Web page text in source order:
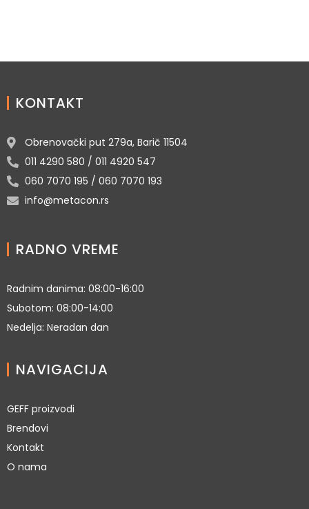
KONTAKT
Obrenovački put 279a, Barič 11504
011 4290 580 / 011 4920 547
060 7070 195 / 060 7070 193
info@metacon.rs
RADNO VREME
Radnim danima: 08:00-16:00
Subotom: 08:00-14:00
Nedelja: Neradan dan
NAVIGACIJA
GEFF proizvodi
Brendovi
Kontakt
O nama